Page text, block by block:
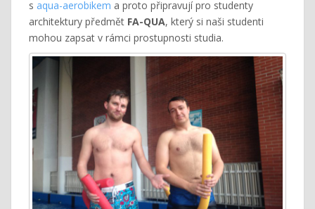
s aqua-aerobikem a proto připravují pro studenty
architektury předmět FA-QUA, který si naši studenti
mohou zapsat v rámci prostupnosti studia.